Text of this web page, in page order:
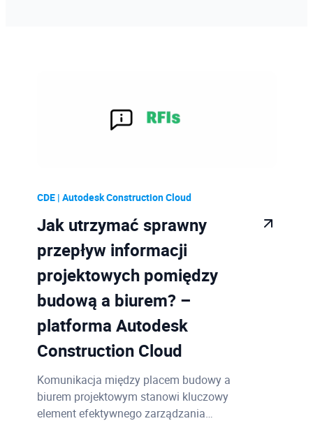
CDE | Autodesk Construction Cloud
Jak utrzymać sprawny
przepływ informacji
projektowych pomiędzy
budową a biurem? –
platforma Autodesk
Construction Cloud
Komunikacja między placem budowy a
biurem projektowym stanowi kluczowy
element efektywnego zarządzania…
CDE | Autodesk Construction Cloud
Case Study
Konto Autodesk1
3ds Max1
Moldflow4
Advance Steel